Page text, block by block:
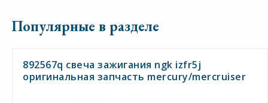
Популярные в разделе
892567q свеча зажигания ngk izfr5j
оригинальная запчасть mercury/mercruiser